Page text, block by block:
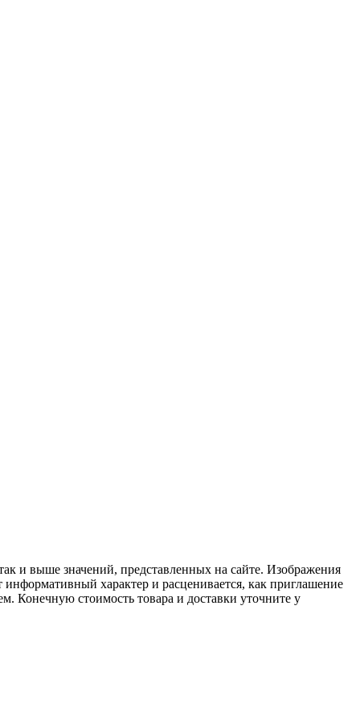
и выше значений, представленных на сайте. Изображения
характер и расценивается, как приглашение
Конечную стоимость товара и доставки уточните у